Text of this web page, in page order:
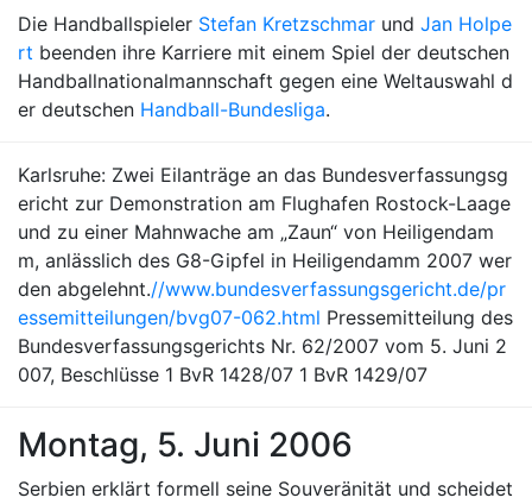
Die Handballspieler Stefan Kretzschmar und Jan Holpe
rt beenden ihre Karriere mit einem Spiel der deutschen
Handballnationalmannschaft gegen eine Weltauswahl d
er deutschen Handball-Bundesliga.
Karlsruhe: Zwei Eilanträge an das Bundesverfassungsg
ericht zur Demonstration am Flughafen Rostock-Laage
und zu einer Mahnwache am „Zaun“ von Heiligendam
m, anlässlich des G8-Gipfel in Heiligendamm 2007 wer
den abgelehnt.//www.bundesverfassungsgericht.de/pr
essemitteilungen/bvg07-062.html Pressemitteilung des
Bundesverfassungsgerichts Nr. 62/2007 vom 5. Juni 2
007, Beschlüsse 1 BvR 1428/07 1 BvR 1429/07
Montag, 5. Juni 2006
Serbien erklärt formell seine Souveränität und scheidet